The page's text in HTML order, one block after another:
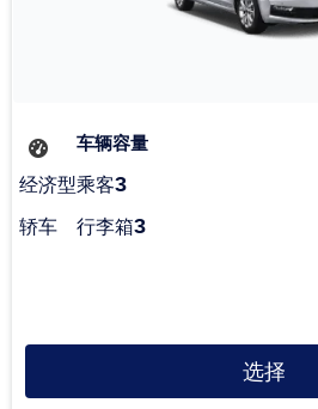
经济型
轿车
车辆容量
乘客3
行李箱3
选择